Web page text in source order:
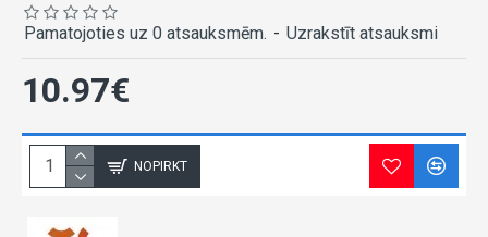
Pamatojoties uz 0 atsauksmēm. - Uzrakstīt atsauksmi
10.97€
NOPIRKT